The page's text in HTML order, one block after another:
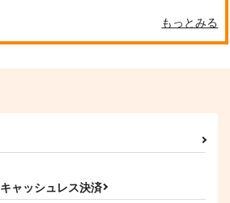
もっとみる
キャッシュレス決済